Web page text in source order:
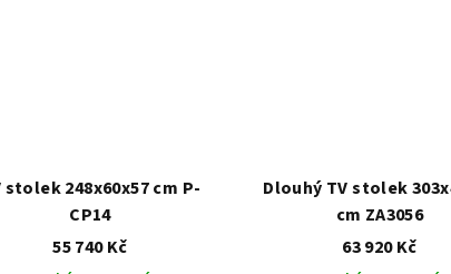
stolek 248x60x57 cm P-
CP14
55 740 Kč
Dlouhý TV stolek
cm ZA3056
63 920 Kč